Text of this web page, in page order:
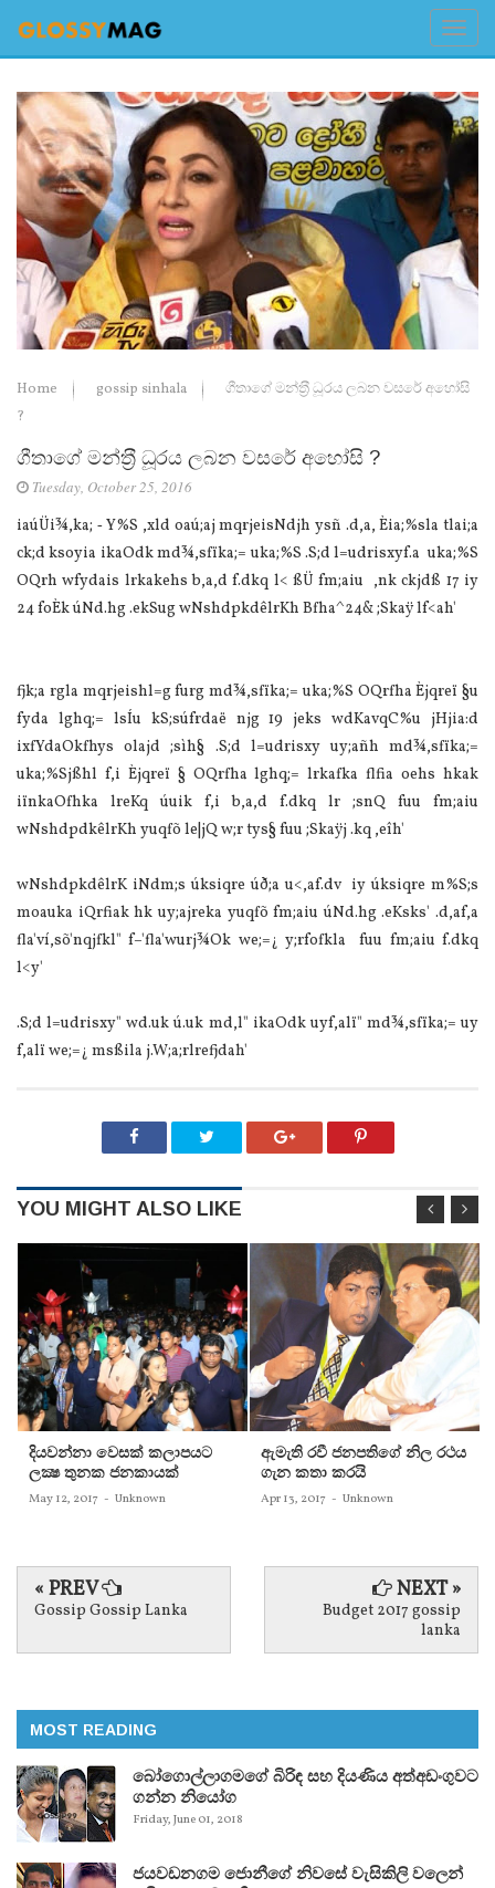
Home gossip sinhala
ගීතාගේ මන්ත‍්‍රී ධූරය ලබන වසරේ අහෝසි
?
ගීතාගේ මන්ත‍්‍රී ධූරය ලබන වසරේ අහෝසි ?
Tuesday, October 25, 2016
iaúÜi¾,ka; ‐ Y%S ,xld oaú;aj mqrjeisNdjh ysñ .d,a, Èia;‍%sla tlai;a
ck;d ksoyia ikaOdk md¾,sfïka;= uka;‍%S .S;d l=udrisxyf.a uka;‍%S
OQrh wfydais lrkakehs b,a,d f.dkq l< ßÜ fm;aiu ,nk ckjdß 17 iy
24 foÈk úNd.hg .ekSug wNshdpkdêlrKh Bfha^24& ;Skaÿ lf<ah'
fjk;a rgla mqrjeishl=g furg md¾,sfïka;= uka;‍%S OQrfha Èjqreï §u
fyda lghq;= lsÍu kS;súfrdaë njg 19 jeks wdKavqC%u jHjia:d
ixfYdaOkfhys olajd ;sìh§ .S;d l=udrisxy uy;añh md¾,sfïka;=
uka;‍%Sjßhl f,i Èjqreï § OQrfha lghq;= lrkafka flfia oehs hkak
iïnkaOfhka lreKq úuik f,i b,a,d f.dkq lr ;snQ fuu fm;aiu
wNshdpdkêlrKh yuqfõ le|jQ w;r tys§ fuu ;Skaÿj .kq ,eîh'
wNshdpkdêlrK iNdm;s úksiqre úð;a u<,af.dv iy úksiqre m‍%S;s
moauka iQrfiak hk uy;ajreka yuqfõ fm;aiu úNd.hg .eKsks' .d,af,a
fla'ví,sõ'nqjfkl" f–'fla'wurj¾Ok we;=¿ y;rfofkla fuu fm;aiu f.dkq
l<y'
.S;d l=udrisxy" wd.uk ú.uk md,l" ikaOdk uyf,alï" md¾,sfïka;= uy
f,alï we;=¿ msßila j.W;a;rlrefjdah'
YOU MIGHT ALSO LIKE
දියවන්නා වෙසක් කලාපයට
ලක්‍ෂ තුනක ජනකායක්
May 12, 2017 - Unknown
ඇමැති රවී ජනපතිගේ නිල රථය
ගැන කතා කරයි
Apr 13, 2017 - Unknown
« PREV
Gossip Gossip Lanka
NEXT »
Budget 2017 gossip
lanka
MOST READING
බෝගොල්ලාගමගේ බිරිඳ සහ දියණිය අත්අඩංගුවට
ගන්න නියෝග
Friday, June 01, 2018
ජයවඩනගම ජොනීගේ නිවසේ වැසිකිලි වලෙන්